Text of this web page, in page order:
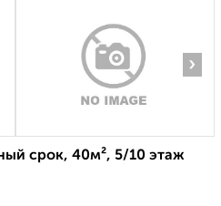
›
срок, 40м², 5/10 этаж